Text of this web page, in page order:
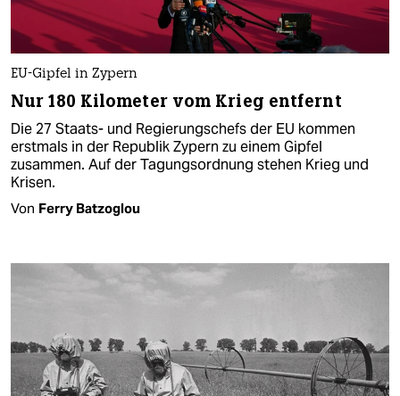
EU-Gipfel in Zypern
Nur 180 Kilometer vom Krieg entfernt
Die 27 Staats- und Regierungschefs der EU kommen
erstmals in der Republik Zypern zu einem Gipfel
zusammen. Auf der Tagungsordnung stehen Krieg und
Krisen.
Von Ferry Batzoglou